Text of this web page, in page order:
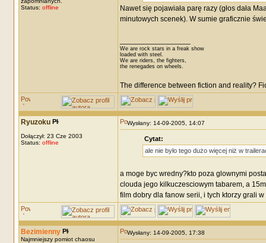
Status: offline
Nawet się pojawiała parę razy (głos dała
minutowych scenek). W sumie graficznie
We are rock stars in a freak show
loaded with steel.
We are riders, the fighters,
the renegades on wheels.
The difference between fiction and reality?
Ryuzoku
Dołączył: 23 Cze 2003
Status: offline
Wysłany: 14-09-2005, 14:07
Cytat:
ale nie było tego dużo więcej niż w
a moge byc wredny?kto poza glownymi
clouda jego kilkuczesciowym tabarem, a
film dobry dla fanow serii, i tych ktorzy grali
Bezimienny
Najmniejszy pomiot chaosu
Wysłany: 14-09-2005, 17:38